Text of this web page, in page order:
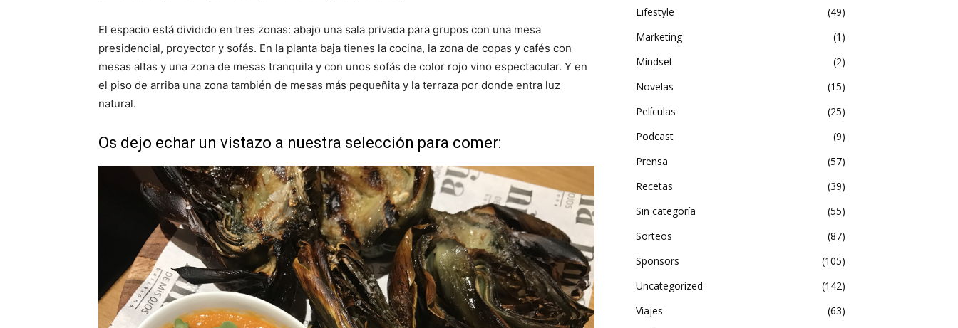
El espacio está dividido en tres zonas: abajo una sala privada para grupos con una mesa
presidencial, proyector y sofás. En la planta baja tienes la cocina, la zona de copas y cafés con
mesas altas y una zona de mesas tranquila y con unos sofás de color rojo vino espectacular. Y en
el piso de arriba una zona también de mesas más pequeñita y la terraza por donde entra luz
natural.
Os dejo echar un vistazo a nuestra selección para comer:
Lifestyle
49
Marketing
1
Mindset
2
Novelas
15
Películas
25
Podcast
9
Prensa
57
Recetas
39
Sin categoría
55
Sorteos
87
Sponsors
105
Uncategorized
142
Viajes
63